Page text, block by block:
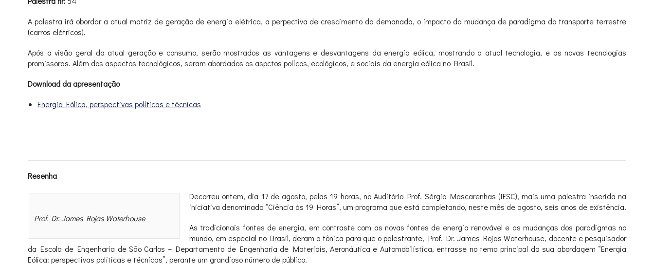
A palestra irá obordar a atual matriz de geração de energia elétrica, a perpectiva de crescimento da demanada, o impacto da mudança de paradigma do transporte terrestre
(carros elétricos).
Após a visão geral da atual geração e consumo, serão mostrados as vantagens e desvantagens da energia eólica, mostrando a atual tecnologia, e as novas tecnologias
promissoras. Além dos aspectos tecnológicos, seram abordados os aspctos polícos, ecológicos, e sociais da energia eólica no Brasil.
Download da apresentação
Energia Eólica, perspectivas políticas e técnicas
Resenha
Prof. Dr. James Rojas Waterhouse
Decorreu ontem, dia 17 de agosto, pelas 19 horas, no Auditório Prof. Sérgio Mascarenhas (IFSC), mais uma palestra inserida na
iniciativa denominada “Ciência às 19 Horas”, um programa que está completando, neste mês de agosto, seis anos de existência.
As tradicionais fontes de energia, em contraste com as novas fontes de energia renovável e as mudanças dos paradigmas no
mundo, em especial no Brasil, deram a tônica para que o palestrante, Prof. Dr. James Rojas Waterhouse, docente e pesquisador
da Escola de Engenharia de São Carlos – Departamento de Engenharia de Materiais, Aeronáutica e Automobilística, entrasse no tema principal da sua abordagem “Energia
Eólica: perspectivas políticas e técnicas”, perante um grandioso número de público.